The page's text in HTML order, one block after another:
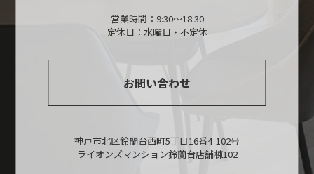
営業時間：9:30～18:30
定休日：水曜日・不定休
お問い合わせ
神戸市北区鈴蘭台西町5丁目16番4-102号
ライオンズマンション鈴蘭台店舗棟102